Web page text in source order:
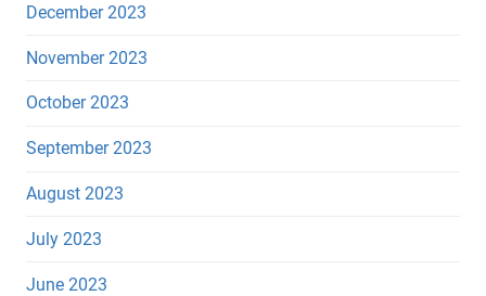
December 2023
November 2023
October 2023
September 2023
August 2023
July 2023
June 2023